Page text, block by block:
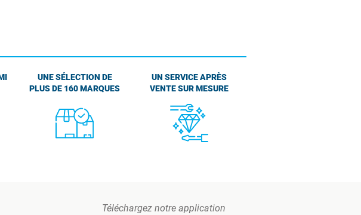
UNE SÉLECTION DE
PLUS DE 160 MARQUES
UN SERVICE APRÈS
VENTE SUR MESURE
Téléchargez notre application